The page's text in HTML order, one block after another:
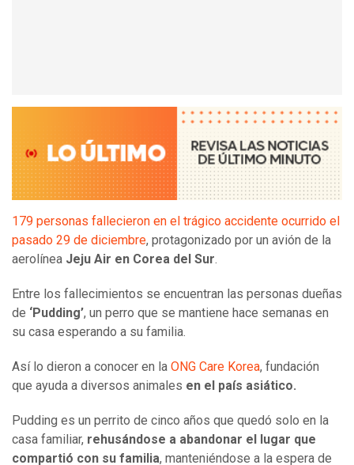
179 personas fallecieron en el trágico accidente ocurrido el
pasado 29 de diciembre, protagonizado por un avión de la
aerolínea Jeju Air en Corea del Sur.
Entre los fallecimientos se encuentran las personas dueñas
de ‘Pudding’, un perro que se mantiene hace semanas en
su casa esperando a su familia.
Así lo dieron a conocer en la ONG Care Korea, fundación
que ayuda a diversos animales en el país asiático.
Pudding es un perrito de cinco años que quedó solo en la
casa familiar, rehusándose a abandonar el lugar que
compartió con su familia, manteniéndose a la espera de